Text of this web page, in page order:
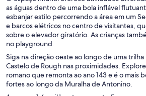
m
a
n
o
v
a
j
a
n
e
m
a
n
o
v
a
j
a
n
e
as águas dentro de uma bola inflável
esbanjar estilo percorrendo a área em um
e barcos elétricos no centro de visitantes,
sobre o elevador giratório. As crianças
no playground.
Siga na direção oeste ao longo de uma
Castelo de Rough nas proximidades.
romano que remonta ao ano 143 e é o mais
fortes ao longo da Muralha de Antonino.